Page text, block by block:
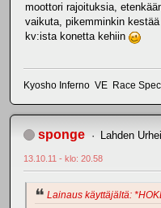
moottori rajoituksia,
vaikuta, pikemminkin
kv:ista konetta kehiin
Kyosho Inferno VE Race Spec
sponge Lahden
13.10.11 - klo: 20.58
Lainaus käyttäjältä: